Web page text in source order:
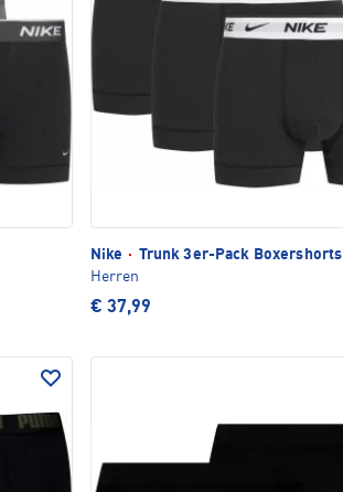
Nike · Trunk 3er-Pack Boxershorts
Herren
€ 37,99